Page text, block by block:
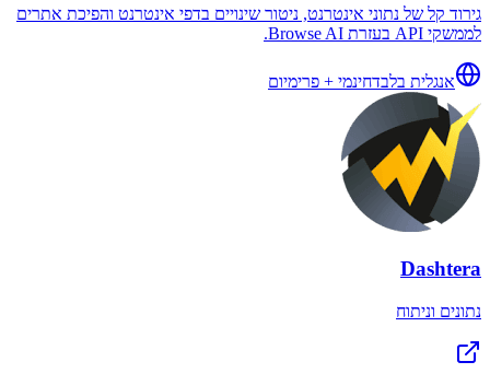
גירוד קל של נתוני אינטרנט, ניטור שינויים בדפי אינטרנט והפיכת אתרים
לממשקי API בעזרת Browse AI.
אנגלית בלבדחינמי + פרימיום
Dashtera
נתונים וניתוח